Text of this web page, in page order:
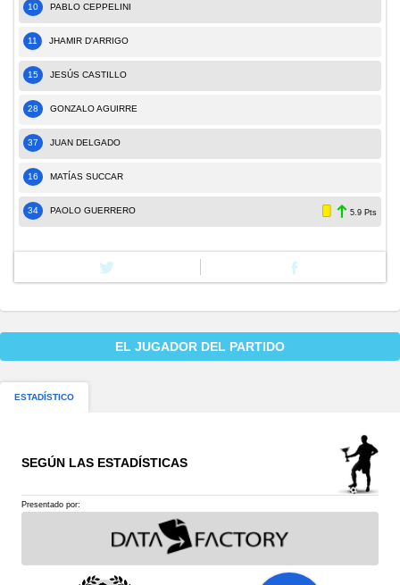
10 PABLO CEPPELINI
11 JHAMIR D'ARRIGO
15 JESÚS CASTILLO
28 GONZALO AGUIRRE
37 JUAN DELGADO
16 MATÍAS SUCCAR
34 PAOLO GUERRERO 5.9 Pts
EL JUGADOR DEL PARTIDO
ESTADÍSTICO
SEGÚN LAS ESTADÍSTICAS
Presentado por: